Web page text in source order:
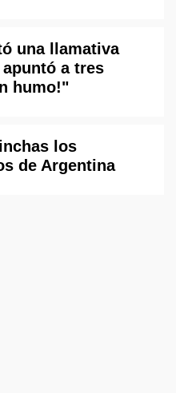
una llamativa
a tres
humo!"
los
de Argentina